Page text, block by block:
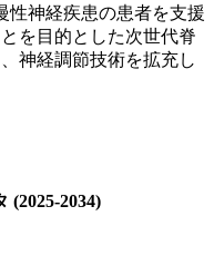
性神経疾患の患者を支援
を目的とした次世代脊
神経調節技術を拡充し
(2025-2034)